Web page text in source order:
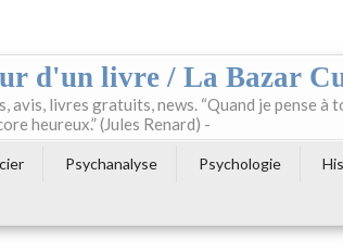
d'un livre / La Bazar
livres gratuits, news. “Quand je pense à
heureux.” (Jules Renard) -
Psychanalyse Psychologie